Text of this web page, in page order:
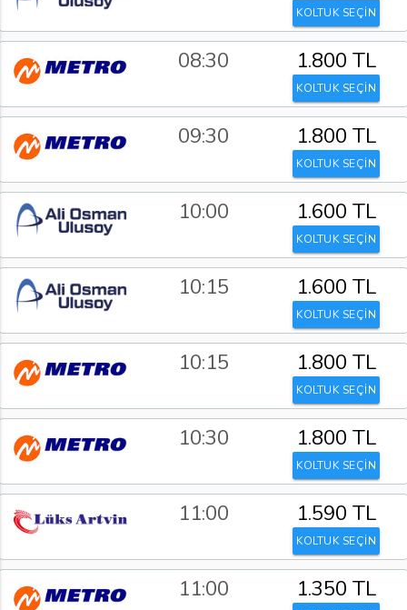
KOLTUK SEÇİN
08:30 1.800 TL
KOLTUK SEÇİN
09:30 1.800 TL
KOLTUK SEÇİN
10:00 1.600 TL
KOLTUK SEÇİN
10:15 1.600 TL
KOLTUK SEÇİN
10:15 1.800 TL
KOLTUK SEÇİN
10:30 1.800 TL
KOLTUK SEÇİN
11:00 1.590 TL
KOLTUK SEÇİN
11:00 1.350 TL